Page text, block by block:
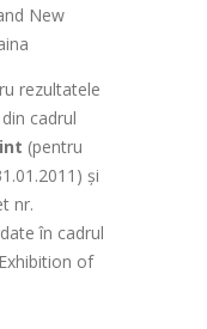
New
rezultatele
cadrul
(pentru
și
nr.
în cadrul
of